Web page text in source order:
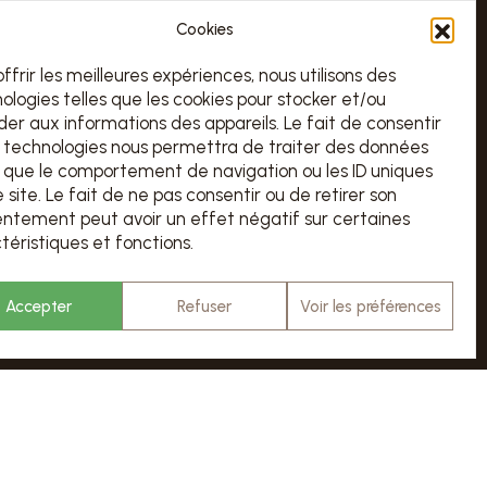
Cookies
les meilleures expériences, nous utilisons des
telles que les cookies pour stocker et/ou
aux informations des appareils. Le fait de consentir
technologies nous permettra de traiter des données
le comportement de navigation ou les ID uniques
site. Le fait de ne pas consentir ou de retirer son
peut avoir un effet négatif sur certaines
et fonctions.
Accepter Refuser Voir les préférences
d’ouverture sur le calendrier ci-dessous
Chargement en cours…
& RÉSERVATION
VISITER